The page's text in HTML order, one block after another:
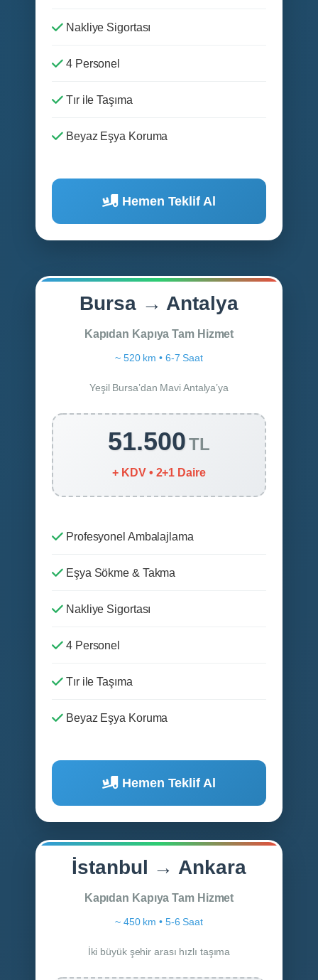
Nakliye Sigortası
4 Personel
Tır ile Taşıma
Beyaz Eşya Koruma
Hemen Teklif Al
Bursa → Antalya
Kapıdan Kapıya Tam Hizmet
~ 520 km • 6-7 Saat
Yeşil Bursa’dan Mavi Antalya’ya
51.500TL
+ KDV • 2+1 Daire
Profesyonel Ambalajlama
Eşya Sökme & Takma
Nakliye Sigortası
4 Personel
Tır ile Taşıma
Beyaz Eşya Koruma
Hemen Teklif Al
İstanbul → Ankara
Kapıdan Kapıya Tam Hizmet
~ 450 km • 5-6 Saat
İki büyük şehir arası hızlı taşıma